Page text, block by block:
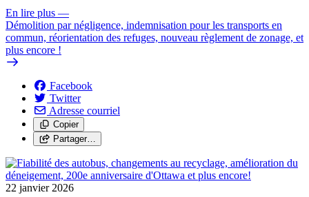
En lire plus —
Démolition par négligence, indemnisation pour les transports en
commun, réorientation des refuges, nouveau règlement de zonage, et
plus encore !
Facebook
Twitter
Adresse courriel
Copier
Partager…
22 janvier 2026